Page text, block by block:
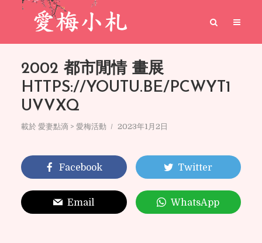
2002 都市閒情 畫展
HTTPS://YOUTU.BE/PCWYT1
UVVXQ
載於 愛妻點滴 > 愛梅活動 2023年1月2日
Facebook Twitter
Email WhatsApp